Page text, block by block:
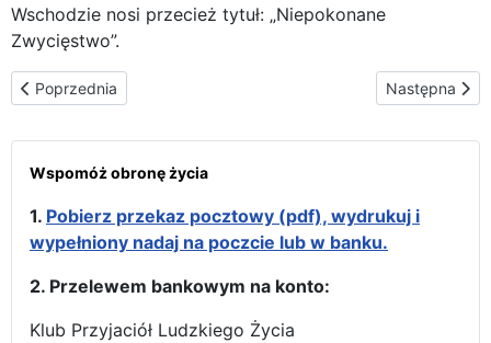
Wschodzie nosi przecież tytuł: „Niepokonane
Zwycięstwo”.
Poprzednia strona: Kontakt
Poprzednia Następna
Następna
Wspomóż obronę życia
1. Pobierz przekaz pocztowy (pdf), wydrukuj i
wypełniony nadaj na poczcie lub w banku.
2. Przelewem bankowym na konto:
Klub Przyjaciół Ludzkiego Życia